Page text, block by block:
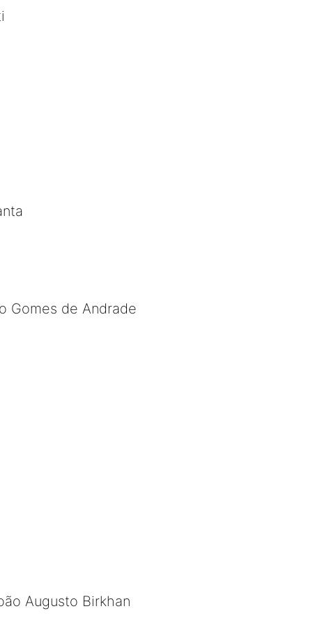
Gomes de Andrade
Augusto Birkhan